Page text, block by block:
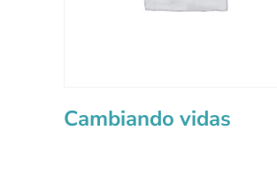
Cambiando vidas